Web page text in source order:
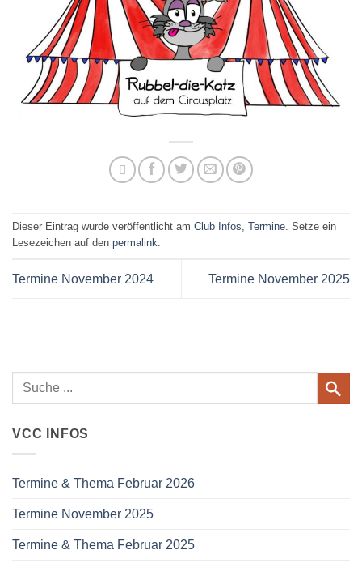
Dieser Eintrag wurde veröffentlicht am Club Infos, Termine. Setze ein
Lesezeichen auf den permalink.
Termine November 2024 Termine November 2025
VCC INFOS
Termine & Thema Februar 2026
Termine November 2025
Termine & Thema Februar 2025